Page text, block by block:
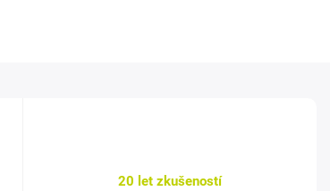
20 let zkušeností